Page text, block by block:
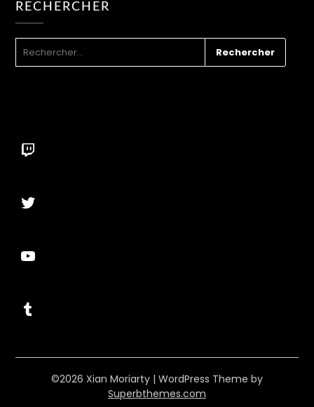
RECHERCHER
Twitch
Twitter
YouTube
Tumblr
©2026 Xian Moriarty | WordPress Theme by
Superbthemes.com